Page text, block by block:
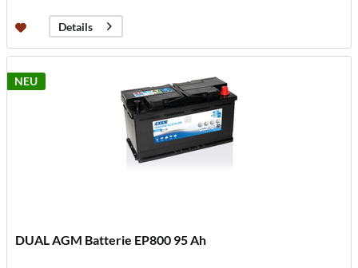
Details
NEU
DUAL AGM Batterie EP800 95 Ah